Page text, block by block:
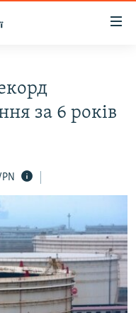
за 6 років